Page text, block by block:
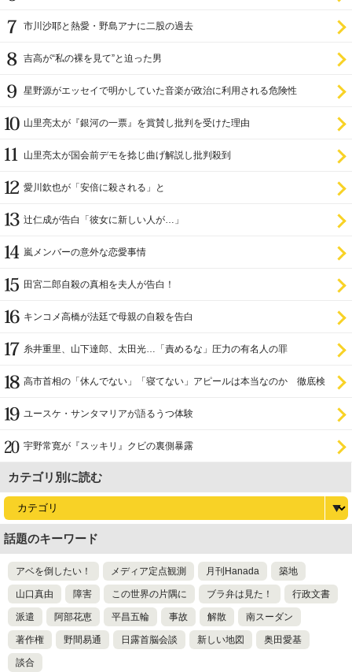
市川沙耶と熱愛・野島アナに二股の過去
吉高が“私の裸を見て”と迫った男
星野源がエッセイで明かしていた音楽が政治に利用される危険性
山里亮太が『銀河の一票』を賞賛し批判を受けた理由
山里亮太が国会前デモを捻じ曲げ解説し批判殺到
愛川欽也が「安倍に殺される」と
辻仁成が告白「彼女に新しい人が…」
嵐メンバーの意外な恋愛事情
田宮二郎自殺の真相を夫人が告白！
キンコメ高橋が法廷で母親の自殺を告白
糸井重里、山下達郎、太田光…「責めるな」圧力の有名人の罪
高市首相の「休んでない」「寝てない」アピールは本当なのか 徹底検
ユースケ・サンタマリアが語るうつ体験
宇野常寛が『スッキリ』クビの裏側暴露
カテゴリ別に読む
話題のキーワード
アベを倒したい！ メディア定点観測 月刊Hanada 築地
山口真由 障害 この世界の片隅に ブラ弁は見た！ 行政文書
派遣 阿部花恵 平昌五輪 事故 解散 南スーダン
著作権 野間易通 日露首脳会談 新しい地図 奥田愛基
談合